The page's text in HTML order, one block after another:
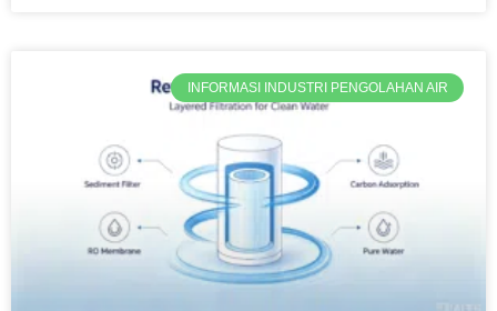
INFORMASI INDUSTRI PENGOLAHAN AIR